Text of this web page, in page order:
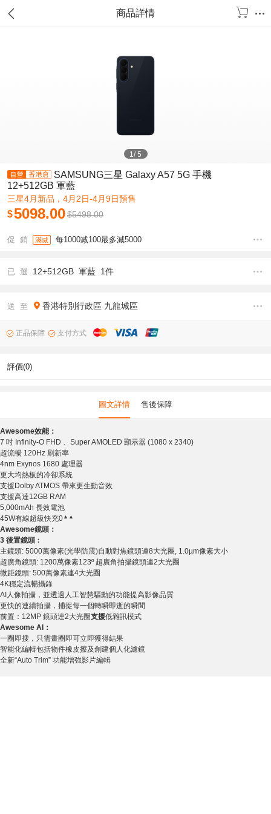
商品詳情
1/5
SAMSUNG三星 Galaxy A57 5G 手機
12+512GB 軍藍
三星4月新品，4月2日-4月9日預售
$5098.00$5498.00
促 銷 滿减 每1000减100最多減5000
已 選 12+512GB 軍藍 1件
送 至 香港特別行政區 九龍城區
正品保障 支付方式
評價(0)
圖文詳情 售後保障
Awesome效能：
7 吋 Infinity-O FHD 、Super AMOLED 顯示器 (1080 x 2340)
超流暢 120Hz 刷新率
4nm Exynos 1680 處理器
更大均熱板的冷卻系統
支援Dolby ATMOS 帶來更生動音效
支援高達12GB RAM
5,000mAh 長效電池
45W有線超級快充0 ▲▲
Awesome鏡頭 ：
3 後置鏡頭 ︰
主鏡頭: 5000萬像素(光學防震)自動對焦鏡頭連8大光圈, 1.0µm像素大小
超廣角鏡頭: 1200萬像素123º 超廣角拍攝鏡頭連2大光圈
微距鏡頭: 500萬像素連4大光圈
4K穩定流暢攝錄
AI人像拍攝，並透過人工智慧驅動的功能提高影像品質
更快的連續拍攝，捕捉每一個轉瞬即逝的瞬間
前置：12MP 鏡頭連2大光圈支援低雜訊模式
Awesome AI ：
一圈即搜，只需畫圈即可立即獲得結果
智能化編輯包括物件橡皮擦及創建個人化濾鏡
全新“Auto Trim” 功能增強影片編輯